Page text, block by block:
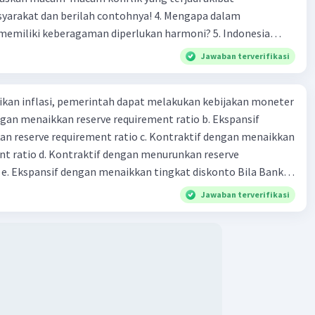
dan berilah contohnya! 4. Mengapa dalam
keberagaman diperlukan harmoni? 5. Indonesia
yang kaya akan keberagaman baik dilihat dari agama, suku,
Berdasarkan pernyataan tersebut, apa yang dapat
Jawaban terverifikasi
inflasi, pemerintah dapat melakukan kebijakan moneter
menaikkan reserve requirement ratio b. Ekspansif
reserve requirement ratio c. Kontraktif dengan menaikkan
ratio d. Kontraktif dengan menurunkan reserve
dengan menaikkan tingkat diskonto Bila Bank
kebijakan moneter ekspansif, ceteris paribus maka .... a.
di mana bentuk kurva jumlah uang beredar (penawaran
Jawaban terverifikasi